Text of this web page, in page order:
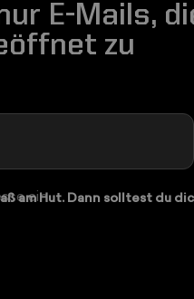
E-Mails,
zu
ein
am Hut. Dann solltest du